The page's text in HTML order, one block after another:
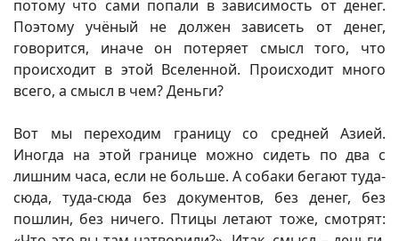
потому что сами попали в зависимость от денег.
Поэтому учёный не должен зависеть от денег,
говорится, иначе он потеряет смысл того, что
происходит в этой Вселенной. Происходит много
всего, а смысл в чем? Деньги?
Вот мы переходим границу со средней Азией.
Иногда на этой границе можно сидеть по два с
лишним часа, если не больше. А собаки бегают туда-
сюда, туда-сюда без документов, без денег, без
пошлин, без ничего. Птицы летают тоже, смотрят: